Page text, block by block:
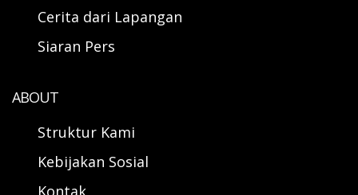
Cerita dari Lapangan
Siaran Pers
ABOUT
Struktur Kami
Kebijakan Sosial
Kontak